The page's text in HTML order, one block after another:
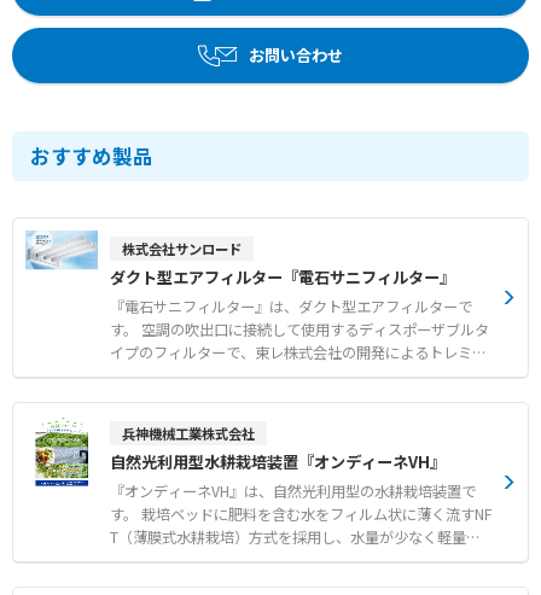
お問い合わせ
おすすめ製品
株式会社サンロード
ダクト型エアフィルター『電石サニフィルター』
『電石サニフィルター』は、ダクト型エアフィルターで
す。 空調の吹出口に接続して使用するディスポーザブルタ
イプのフィルターで、東レ株式会社の開発によるトレミク
ロンを採用しています。 プラスとマイナスに分極させた不
織布による強力な電界が、周囲の浮遊粒子やカビ、ホコリ
ラの少ない均一な室内環境を実現し、作業者の体感温度低
下や食材の表面乾燥を防ぎます。 汚れたら新品に交換する
だけの簡単メンテナンスで、衛生的かつ経済的にクリーン
な作業空間を維持できます。 【特徴】 ●トレミクロンの
電界によるカビやホコリなどの優れた吸着性能 ●微風吹出
しによる室内の温度ムラ解消と食材の表面乾燥防止 ●汚れ
たら交換するだけのディスポーザブル仕様による高い衛生
兵神機械工業株式会社
自然光利用型水耕栽培装置『オンディーネVH』
『オンディーネVH』は、自然光利用型の水耕栽培装置で
す。 栽培ベッドに肥料を含む水をフィルム状に薄く流すNF
T（薄膜式水耕栽培）方式を採用し、水量が少なく軽量化
されているため、資材コストを抑えることができます。 ス
ライド式栽培台を用いて栽培面積を増やし、限られたスペ